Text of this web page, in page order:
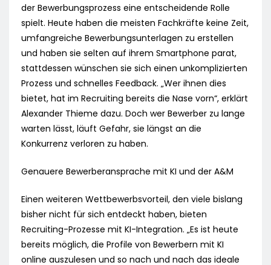
der Bewerbungsprozess eine entscheidende Rolle
spielt. Heute haben die meisten Fachkräfte keine Zeit,
umfangreiche Bewerbungsunterlagen zu erstellen
und haben sie selten auf ihrem Smartphone parat,
stattdessen wünschen sie sich einen unkomplizierten
Prozess und schnelles Feedback. „Wer ihnen dies
bietet, hat im Recruiting bereits die Nase vorn“, erklärt
Alexander Thieme dazu. Doch wer Bewerber zu lange
warten lässt, läuft Gefahr, sie längst an die
Konkurrenz verloren zu haben.
Genauere Bewerberansprache mit KI und der A&M
Einen weiteren Wettbewerbsvorteil, den viele bislang
bisher nicht für sich entdeckt haben, bieten
Recruiting-Prozesse mit KI-Integration. „Es ist heute
bereits möglich, die Profile von Bewerbern mit KI
online auszulesen und so nach und nach das ideale